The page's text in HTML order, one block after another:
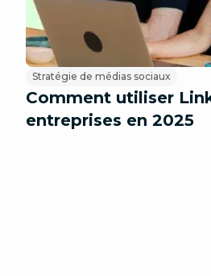
Stratégie de médias sociaux
Comment utiliser
entreprises en 2025